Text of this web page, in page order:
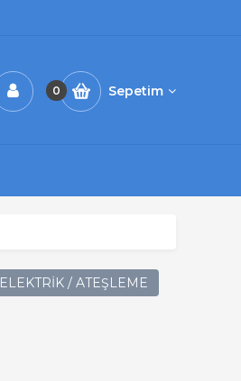
0 Sepetim
ELEKTRİK / ATEŞLEME